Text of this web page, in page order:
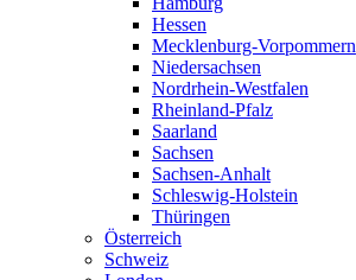
Hessen
Mecklenburg-Vorpommern
Niedersachsen
Nordrhein-Westfalen
Rheinland-Pfalz
Saarland
Sachsen
Sachsen-Anhalt
Schleswig-Holstein
Thüringen
Österreich
Schweiz